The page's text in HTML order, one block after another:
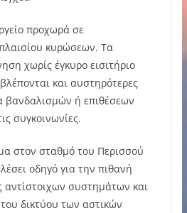
προχωρά σε
κυρώσεων. Τα
χωρίς έγκυρο εισιτήριο
και αυστηρότερες
βανδαλισμών ή επιθέσεων
συγκοινωνίες.
στον σταθμό του Περισσού
οδηγό για την πιθανή
αντίστοιχων συστημάτων και
δικτύου των αστικών